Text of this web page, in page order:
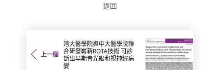
返回
上一個
港大醫學院與中大醫學院聯
合研發嶄新ROTA技術 可診
斷出早期青光眼和視神經病
變